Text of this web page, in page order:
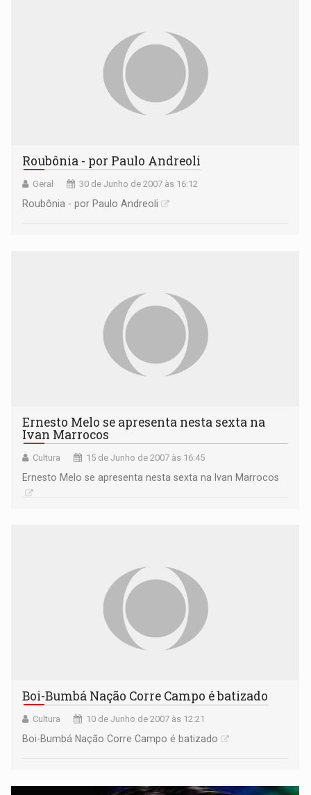
Roubônia - por Paulo Andreoli
Geral 30 de Junho de 2007 às 16:12
Roubônia - por Paulo Andreoli
Ernesto Melo se apresenta nesta sexta na
Ivan Marrocos
Cultura 15 de Junho de 2007 às 16:45
Ernesto Melo se apresenta nesta sexta na Ivan Marrocos
Boi-Bumbá Nação Corre Campo é batizado
Cultura 10 de Junho de 2007 às 12:21
Boi-Bumbá Nação Corre Campo é batizado